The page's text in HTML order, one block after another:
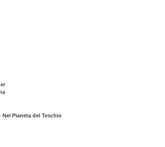
Nel Pianeta del Teschio